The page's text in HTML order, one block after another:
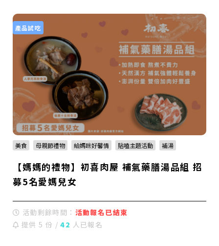
產品試吃
美食 母親節禮物 給媽咪好馨情 貼嗑主題活動 補湯
【媽媽的禮物】初喜肉屋 補氣藥膳湯品組 招
募5名愛媽兒女
活動剩餘時間： 活動報名已結束
提供 5 份 /42 人已報名